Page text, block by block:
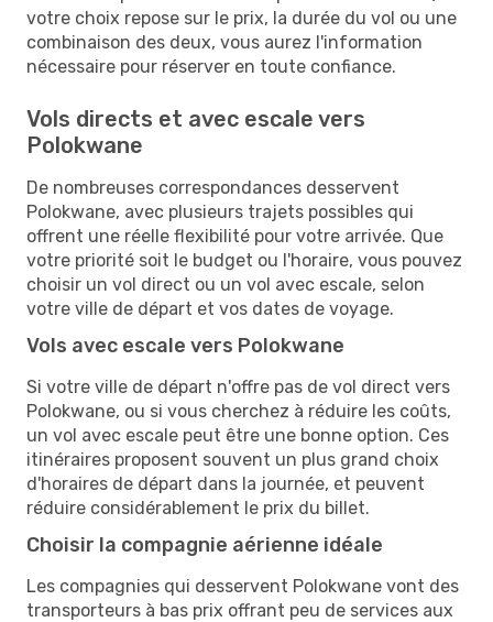
votre choix repose sur le prix, la durée du vol ou une
combinaison des deux, vous aurez l'information
nécessaire pour réserver en toute confiance.
Vols directs et avec escale vers
Polokwane
De nombreuses correspondances desservent
Polokwane, avec plusieurs trajets possibles qui
offrent une réelle flexibilité pour votre arrivée. Que
votre priorité soit le budget ou l'horaire, vous pouvez
choisir un vol direct ou un vol avec escale, selon
votre ville de départ et vos dates de voyage.
Vols avec escale vers Polokwane
Si votre ville de départ n'offre pas de vol direct vers
Polokwane, ou si vous cherchez à réduire les coûts,
un vol avec escale peut être une bonne option. Ces
itinéraires proposent souvent un plus grand choix
d'horaires de départ dans la journée, et peuvent
réduire considérablement le prix du billet.
Choisir la compagnie aérienne idéale
Les compagnies qui desservent Polokwane vont des
transporteurs à bas prix offrant peu de services aux